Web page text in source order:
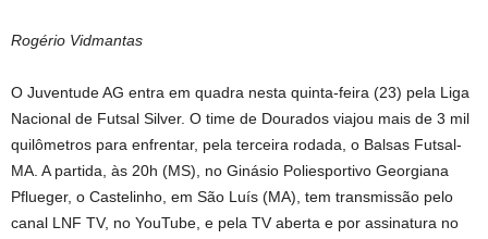
A
p
p
b
o
o
k
n
k
Rogério Vidmantas
O Juventude AG entra em quadra nesta quinta-feira (23) pela Liga
Nacional de Futsal Silver. O time de Dourados viajou mais de 3 mil
quilômetros para enfrentar, pela terceira rodada, o Balsas Futsal-
MA. A partida, às 20h (MS), no Ginásio Poliesportivo Georgiana
Pflueger, o Castelinho, em São Luís (MA), tem transmissão pelo
canal LNF TV, no YouTube, e pela TV aberta e por assinatura no